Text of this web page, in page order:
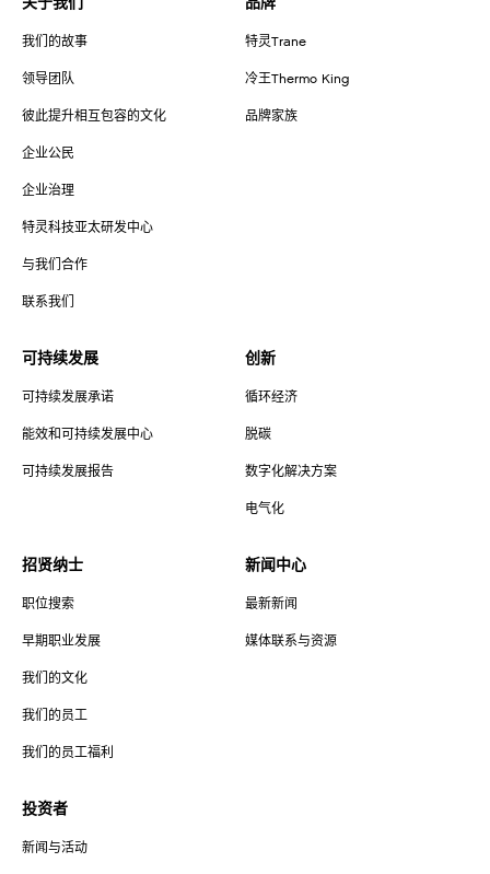
我们的故事
领导团队
彼此提升相互包容的文化
企业公民
企业治理
特灵科技亚太研发中心
与我们合作
联系我们
特灵Trane
冷王Thermo King
品牌家族
可持续发展
可持续发展承诺
能效和可持续发展中心
可持续发展报告
创新
循环经济
脱碳
数字化解决方案
电气化
招贤纳士
职位搜索
早期职业发展
我们的文化
我们的员工
我们的员工福利
新闻中心
最新新闻
媒体联系与资源
投资者
新闻与活动